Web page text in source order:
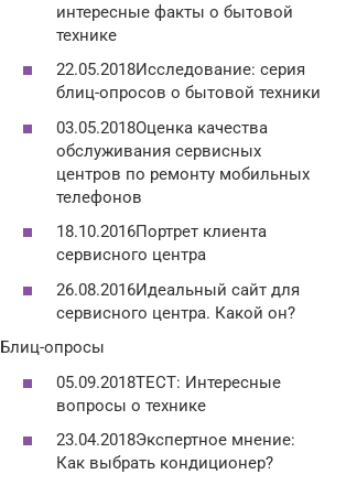
интересные факты о бытовой
технике
22.05.2018Исследование: серия
блиц-опросов о бытовой техники
03.05.2018Оценка качества
обслуживания сервисных
центров по ремонту мобильных
телефонов
18.10.2016Портрет клиента
сервисного центра
26.08.2016Идеальный сайт для
сервисного центра. Какой он?
Блиц-опросы
05.09.2018ТЕСТ: Интересные
вопросы о технике
23.04.2018Экспертное мнение:
Как выбрать кондиционер?